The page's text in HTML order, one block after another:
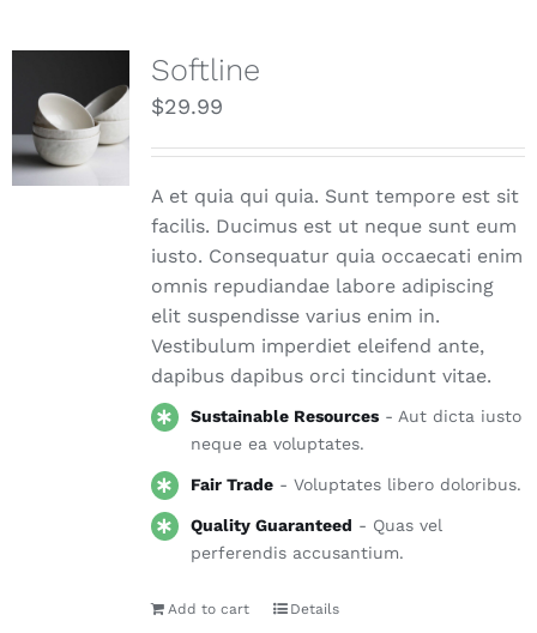
Softline
$29.99
A et quia qui quia. Sunt tempore est sit
facilis. Ducimus est ut neque sunt eum
iusto. Consequatur quia occaecati enim
omnis repudiandae labore adipiscing
elit suspendisse varius enim in.
Vestibulum imperdiet eleifend ante,
dapibus dapibus orci tincidunt vitae.
Sustainable Resources - Aut dicta iusto
neque ea voluptates.
Fair Trade - Voluptates libero doloribus.
Quality Guaranteed - Quas vel
perferendis accusantium.
Add to cart Details